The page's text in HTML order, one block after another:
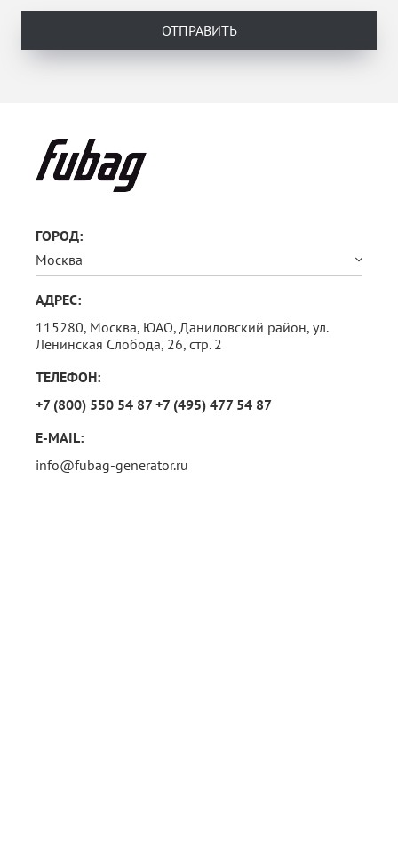
ОТПРАВИТЬ
ГОРОД:
Москва
АДРЕС:
115280, Москва, ЮАО, Даниловский район, ул.
Ленинская Слобода, 26, стр. 2
ТЕЛЕФОН:
+7 (800) 550 54 87 +7 (495) 477 54 87
E-MAIL:
info@fubag-generator.ru